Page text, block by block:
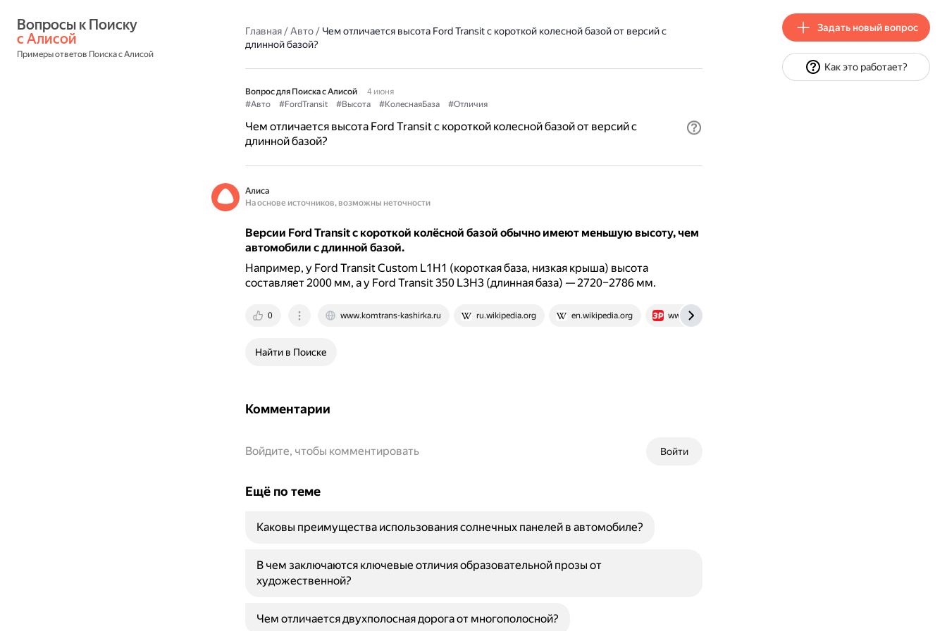
с Алисой
Примеры ответов Поиска с Алисой
Главная/Авто/ Чем отличается высота Ford Transit с короткой колесной базой от версий с
длинной базой?
Вопрос для Поиска с Алисой
4 июня
#Авто
#FordTransit #Высота #КолеснаяБаза #Отличия
Чем отличается высота Ford Transit с короткой колесной базой от версий с
длинной базой?
Алиса
На основе источников, возможны неточности
Версии Ford Transit с короткой колёсной базой обычно имеют меньшую высоту, чем
автомобили с длинной базой.
Например, у Ford Transit Custom L1H1 (короткая база, низкая крыша) высота
составляет 2000 мм, а у Ford Transit 350 L3H3 (длинная база) — 2720–2786 мм.
0 www.komtrans-kashirka.ru ru.wikipedia.org en.wikipedia.org www.zr.ru
Найти в Поиске
Комментарии
Войти
Войдите, чтобы комментировать
Ещё по теме
Каковы преимущества использования солнечных панелей в автомобиле?
В чем заключаются ключевые отличия образовательной прозы от
художественной?
Чем отличается двухполосная дорога от многополосной?
Задать новый вопрос
Как это работает?